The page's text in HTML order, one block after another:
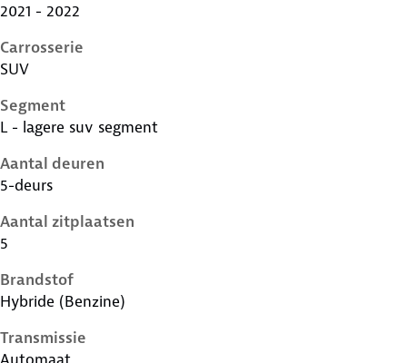
2021 - 2022
Carrosserie
SUV
Segment
L - lagere suv segment
Aantal deuren
5-deurs
Aantal zitplaatsen
5
Brandstof
Hybride (Benzine)
Transmissie